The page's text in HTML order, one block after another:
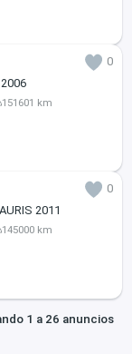
0
151601 km
0
2011
145000 km
1 a 26 anuncios